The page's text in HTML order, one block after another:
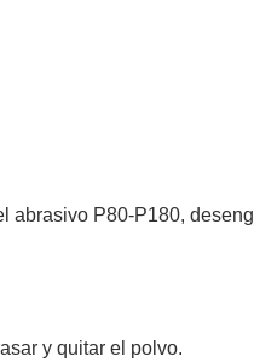
abrasivo P80-P180,
y quitar el polvo.